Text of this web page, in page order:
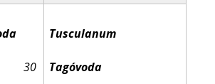
30
Tusculanum
Tagóvoda